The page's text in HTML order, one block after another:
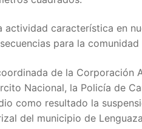
actividad característica en
para la
de la Corporación
Nacional, la Policía de
como resultado la
del municipio de